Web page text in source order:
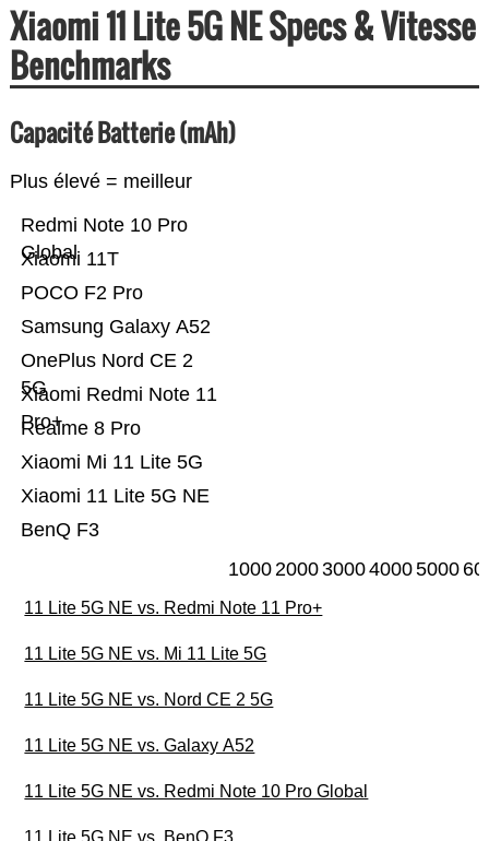
Xiaomi 11 Lite 5G NE Specs & Vitesse
Benchmarks
Capacité Batterie (mAh)
Plus élevé = meilleur
BenQ F3
Xiaomi 11 Lite 5G NE
Xiaomi Mi 11 Lite 5G
Realme 8 Pro
Xiaomi Redmi Note 11
Pro+
OnePlus Nord CE 2
5G
Samsung Galaxy A52
POCO F2 Pro
Xiaomi 11T
Redmi Note 10 Pro
Global
10002000300040005000
11 Lite 5G NE vs. Redmi Note 11 Pro+
11 Lite 5G NE vs. Mi 11 Lite 5G
11 Lite 5G NE vs. Nord CE 2 5G
11 Lite 5G NE vs. Galaxy A52
11 Lite 5G NE vs. Redmi Note 10 Pro Global
11 Lite 5G NE vs. BenQ F3